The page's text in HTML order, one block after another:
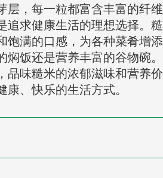
层，每一粒都富含丰富的纤
追求健康生活的理想选择。
饱满的口感，为各种菜肴增添
焖饭还是营养丰富的谷物碗
品味糙米的浓郁滋味和营养
康、快乐的生活方式。